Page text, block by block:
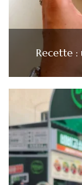
Recette :